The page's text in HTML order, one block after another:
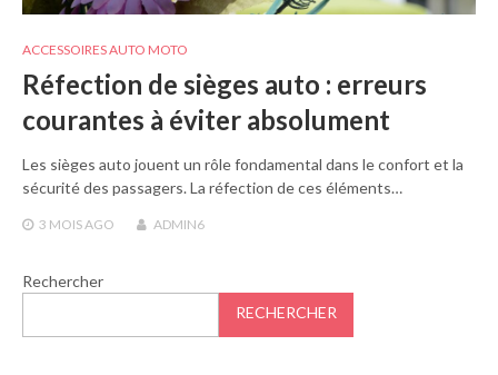
ACCESSOIRES AUTO MOTO
Réfection de sièges auto : erreurs
courantes à éviter absolument
Les sièges auto jouent un rôle fondamental dans le confort et la
sécurité des passagers. La réfection de ces éléments…
3 MOIS AGO ADMIN6
Rechercher
RECHERCHER